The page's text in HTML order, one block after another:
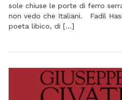
sole chiuse le porte di ferro
non vedo che Italiani. Fadil
poeta libico, di […]